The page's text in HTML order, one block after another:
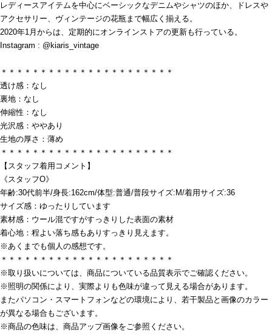
レディースアイテムを中心にベーシックなデニムやシャツのほか、ドレスや
アクセサリー、ヴィンテージの花瓶まで幅広く揃える。
2020年1月からは、定期的にオンラインストアの更新も行っている。
Instagram : @kiaris_vintage
＊＊＊＊＊＊＊＊＊＊＊＊＊＊＊＊＊＊＊＊＊＊
透け感：なし
裏地：なし
伸縮性：なし
光沢感：ややあり
生地の厚さ：薄め
＊＊＊＊＊＊＊＊＊＊＊＊＊＊＊＊＊＊＊＊＊＊
【スタッフ着用コメント】
《スタッフO》
年齢:30代前半/身長:162cm/体型:普通/普段サイズ:M/着用サイズ:36
サイズ感：ゆったりしています
素材感：ウール混ですがすっきりした表面の素材
着心地：程よい落ち感もありすっきり見えます。
※あくまでも個人の感想です。
＊＊＊＊＊＊＊＊＊＊＊＊＊＊＊＊＊＊＊＊＊＊
※取り扱いについては、商品についている品質表示でご確認ください。
※照明の関係により、実際よりも色味が違って見える場合があります。
またパソコン・スマートフォンなどの環境により、若干製品と画像のカラー
が異なる場合もございます。
※商品の色味は、商品アップ画像をご参照ください。